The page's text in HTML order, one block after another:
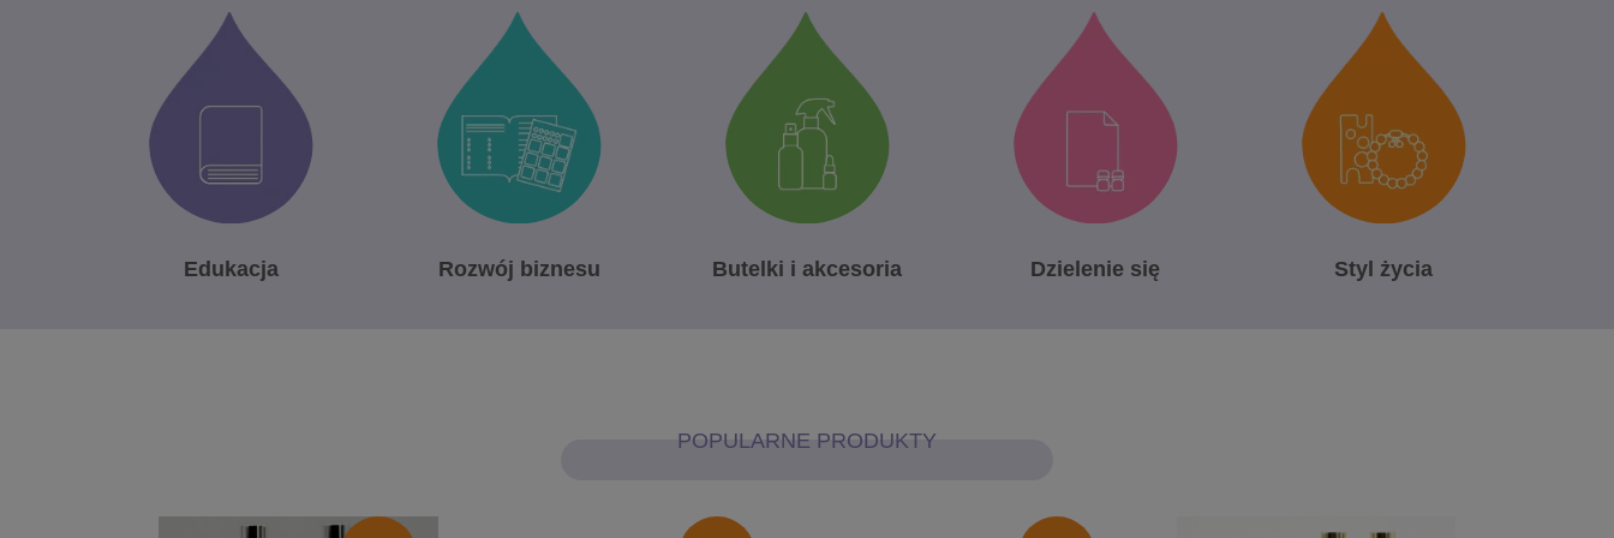
Edukacja Rozwój biznesu Butelki i akcesoria Dzielenie się Styl życia
POPULARNE PRODUKTY